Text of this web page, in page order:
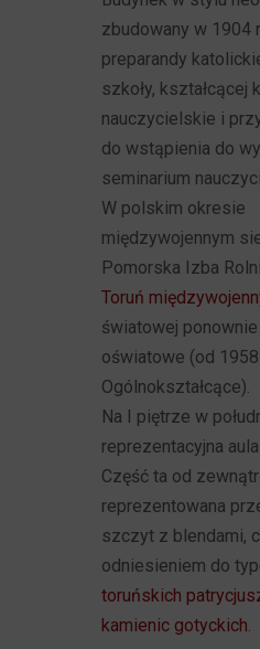
zbudowany w 1904
preparandy
szkoły, kształcącej
nauczycielskie i
do wstąpienia do
seminarium
W polskim okresie
międzywojennym
Pomorska Izba
Toruń
światowej
oświatowe (od
Ogólnokształcące).
Na I piętrze w
reprezentacyjna
Część ta od
reprezentowana
szczyt z blendami,
odniesieniem do
toruńskich
kamienic gotyckich